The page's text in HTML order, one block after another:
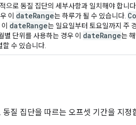
으로 동질 집단의 세부사항과 일치해야 합니다.
이 dateRange는 하루가 될 수 있습니다.
dateRange는 일요일부터 토요일까지 주
별 단위를 사용하는 경우 이 dateRange는
수 있습니다.
질 집단을 따르는 오프셋 기간을 지정